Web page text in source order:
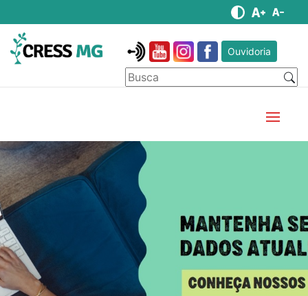
Ouvidoria